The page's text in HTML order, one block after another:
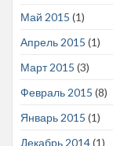
Май 2015 (1)
Апрель 2015 (1)
Март 2015 (3)
Февраль 2015 (8)
Январь 2015 (1)
Декабрь 2014(1)